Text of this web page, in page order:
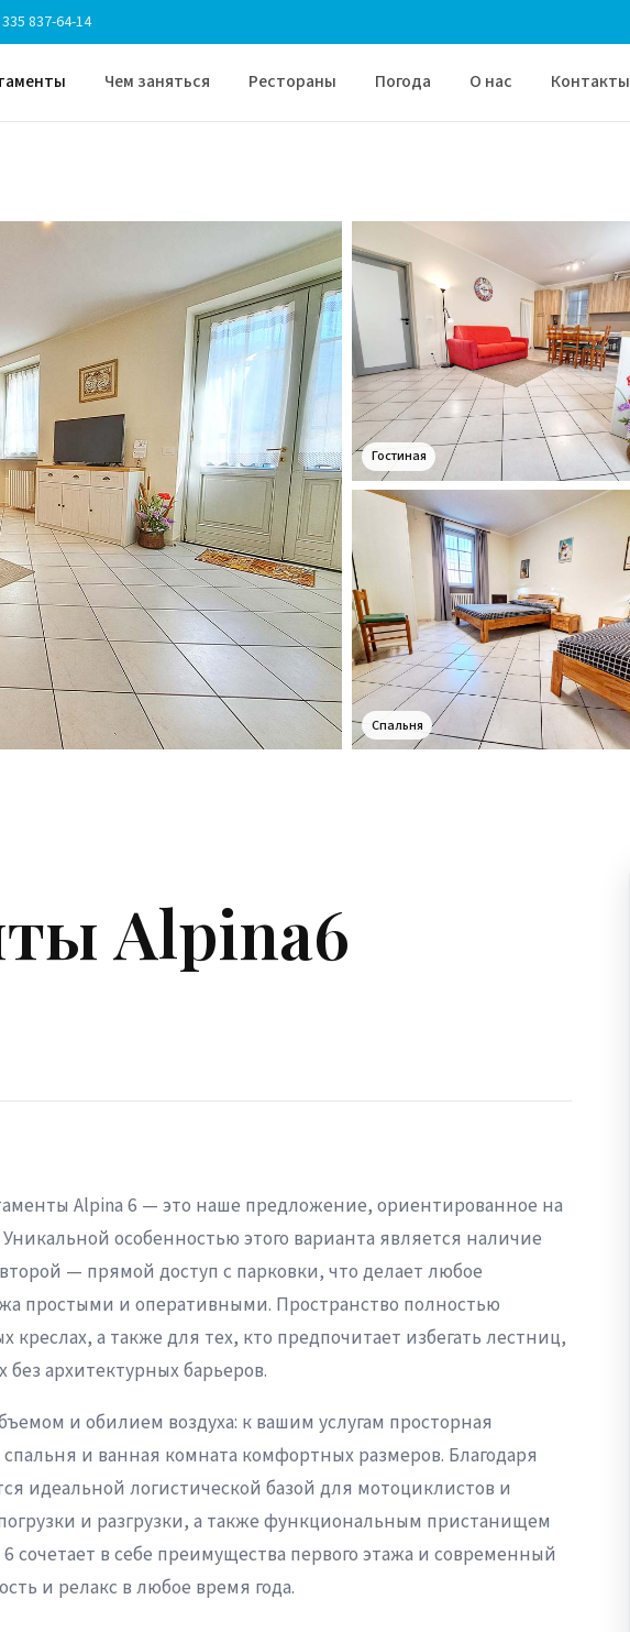
837-64-14
Чем заняться Рестораны Погода О нас Контакты
Гостиная
Спальня
Alpina6
Alpina 6 — это наше предложение, ориентированное на
особенностью этого варианта является наличие
— прямой доступ с парковки, что делает любое
простыми и оперативными. Пространство полностью
а также для тех, кто предпочитает избегать лестниц,
архитектурных барьеров.
и обилием воздуха: к вашим услугам просторная
и ванная комната комфортных размеров. Благодаря
идеальной логистической базой для мотоциклистов и
и разгрузки, а также функциональным пристанищем
в себе преимущества первого этажа и современный
и релакс в любое время года.